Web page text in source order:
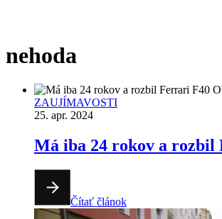
Značka:
nehoda
ZAUJÍMAVOSTI
25. apr. 2024
Má iba 24 rokov a rozbil
Čítať článok